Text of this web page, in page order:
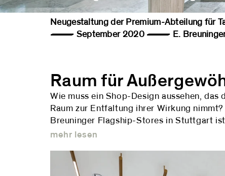
Neugestaltung der Premium-Abteilung
— September 2020 — E. Breuninger
Raum für
Wie muss ein Shop-Design aussehen,
Raum zur Entfaltung ihrer Wirkung
Breuninger Flagship-Stores in Stuttgart
mehr lesen